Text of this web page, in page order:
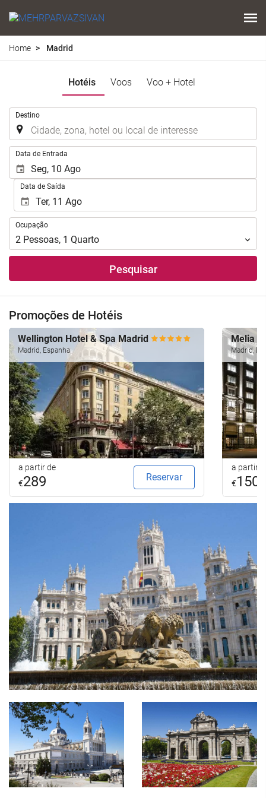
Home Madrid
Hotéis Voos Voo + Hotel
Destino
Data de Entrada
Data de Saída
Ocupação
Ocupação
2 Pessoas, 1 Quarto
Pesquisar
Promoções de Hotéis
Wellington Hotel & Spa Madrid
Madrid, Espanha
a partir de
€289 Reservar
Melia
Madrid,
a partir
€150